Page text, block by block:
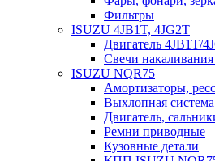
Фильтры
ISUZU 4JB1T, 4JG2T
Двигатель 4JB1T/
Свечи
ISUZU NQR75
Амортизаторы,
Выхлопная система
Двигатель,
Ремни приводные
Кузовные детали